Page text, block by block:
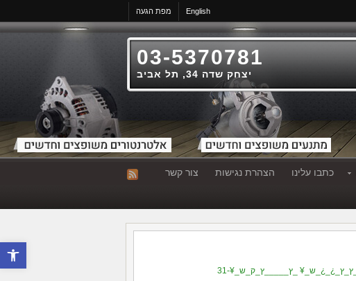
פתח
English מפת הגעה
03-5370781
יצחק שדה 34, תל אביב
כתבו עלינו הצהרת נגישות צור קשר